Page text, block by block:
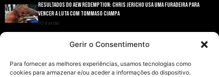
Gerir o Consentimento
Para fornecer as melhores experiências, usamos tecnologias como
cookies para armazenar e/ou aceder a informações do dispositivo.
RESULTADOS DO AEW REDEMPTION: CHRIS JERICHO USA UMA FURADEIRA PARA
VENCER A LUTA COM TOMMASO CIAMPA
10 d atrás
ANDRADE EL IDOLO CONQUISTA O TÍTULO NACIONAL DA AEW EM GRANDE ESTILO